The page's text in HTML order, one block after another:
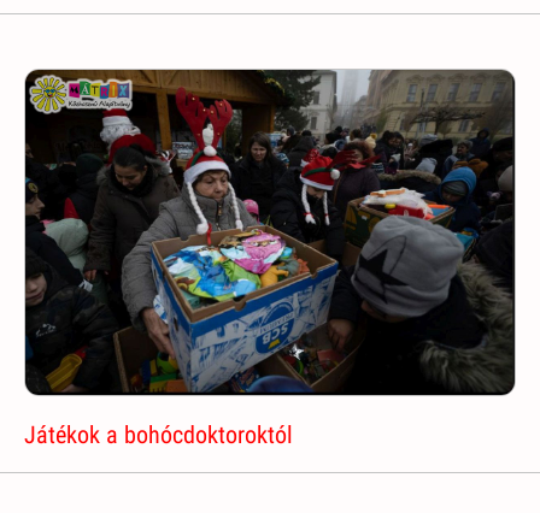
Játékok a bohócdoktoroktól